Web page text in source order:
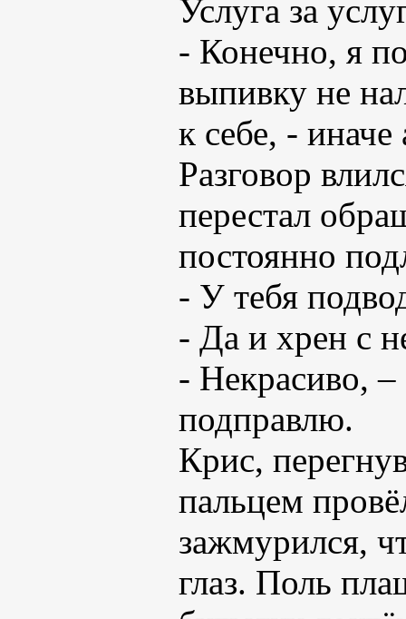
Услуга за
- Конечно, я
выпивку не
к себе, -
Разговор
перестал
постоянно
- У тебя
- Да и хрен с
- Некрасиво,
подправлю.
Крис,
пальцем
зажмурился,
глаз. Поль